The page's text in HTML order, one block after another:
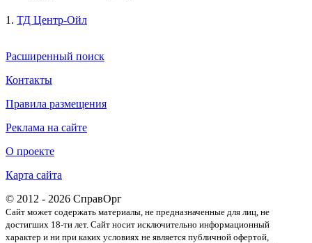
1. ТД Центр-Ойл
Расширенный поиск
Контакты
Правила размещения
Реклама на сайте
О проекте
Карта сайта
© 2012 - 2026 СправОрг
Сайт может содержать материалы, не предназначенные для лиц, не
достигших 18-ти лет. Cайт носит исключительно информационный
характер и ни при каких условиях не является публичной офертой,